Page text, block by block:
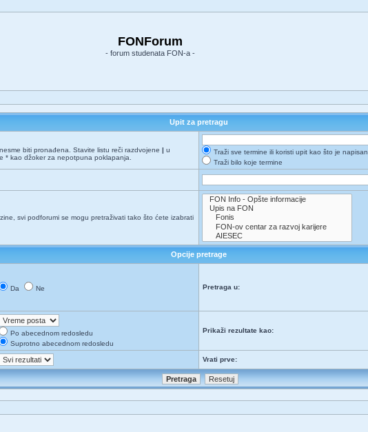
FONForum
- forum studenata FON-a -
Upit za pretragu
biti pronađena. Stavite listu reči razdvojene | u
* kao džoker za nepotpuna poklapanja.
Traži sve termine ili koristi upit kao što je napisan
Traži bilo koje termine
svi podforumi se mogu pretraživati tako što ćete izabrati
Opcije pretrage
Da Ne Pretraga u:
Po abecednom redosledu
Suprotno abecednom redosledu
Prikaži rezultate kao:
Vrati prve: